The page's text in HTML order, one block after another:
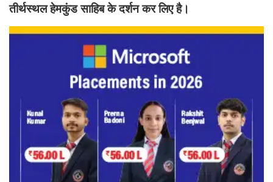
तीर्थस्थल हेमकुंड साहिब के दर्शन कर लिए है।